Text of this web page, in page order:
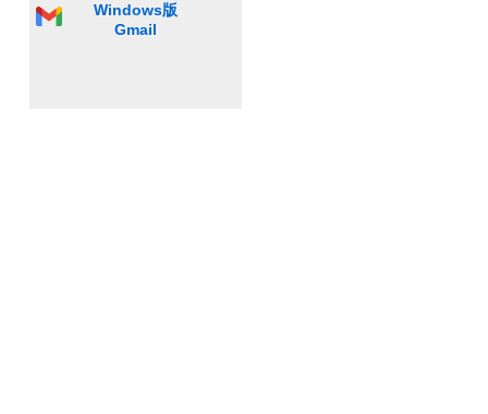
Windows版
Gmail